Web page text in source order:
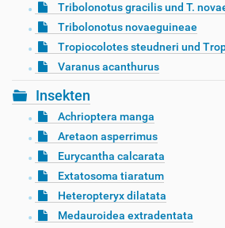
Tribolonotus gracilis und T.
Tribolonotus novaeguineae
Tropiocolotes steudneri und
Varanus acanthurus
Insekten
Achrioptera manga
Aretaon asperrimus
Eurycantha calcarata
Extatosoma tiaratum
Heteropteryx dilatata
Medauroidea extradentata